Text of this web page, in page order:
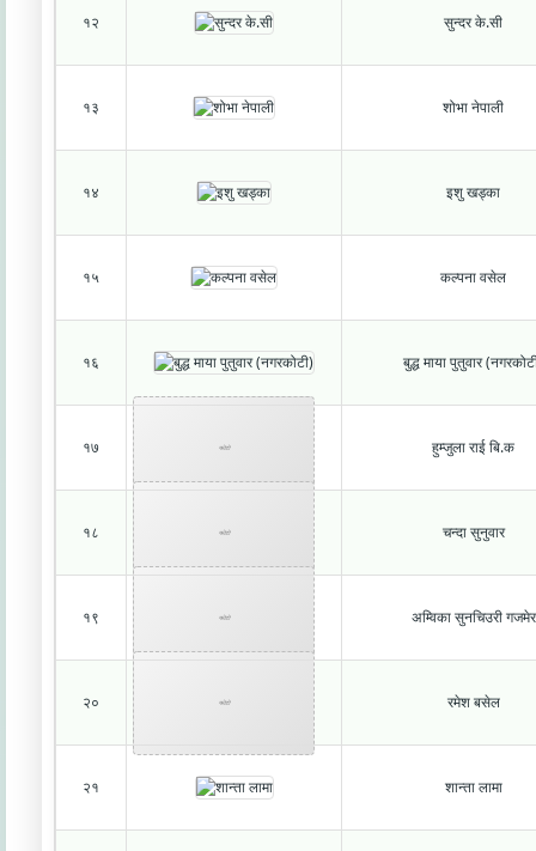
१२ सुन्दर के.सी
१३ शोभा नेपाली
१४ इशु खड्का
१५ कल्पना वसेल
१६ बुद्ध माया पुतुवार
१७ फोटो हुम्जुला राई बि.क
१८ फोटो चन्दा सुनुवार
१९ फोटो अम्विका सुनचिउरी गजमेर
२० फोटो रमेश बसेल
२१ शान्ता लामा